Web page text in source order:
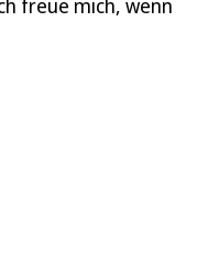
freue mich, wenn